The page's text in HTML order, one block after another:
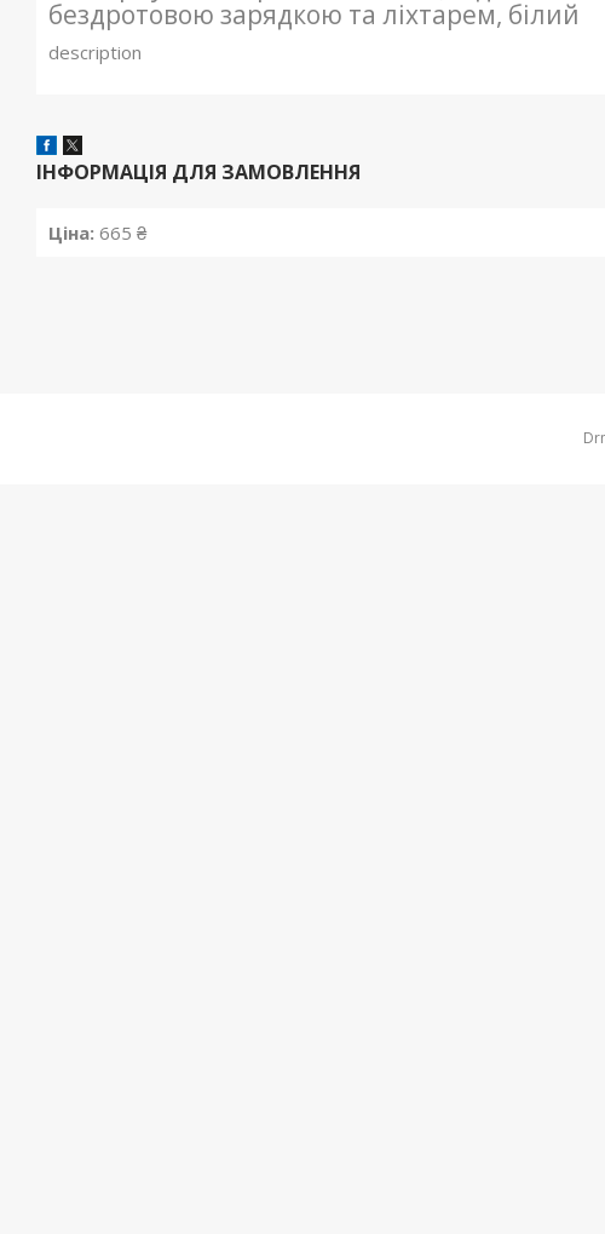
бездротовою зарядкою та ліхтарем, білий
description
ІНФОРМАЦІЯ ДЛЯ ЗАМОВЛЕННЯ
Ціна: 665 ₴